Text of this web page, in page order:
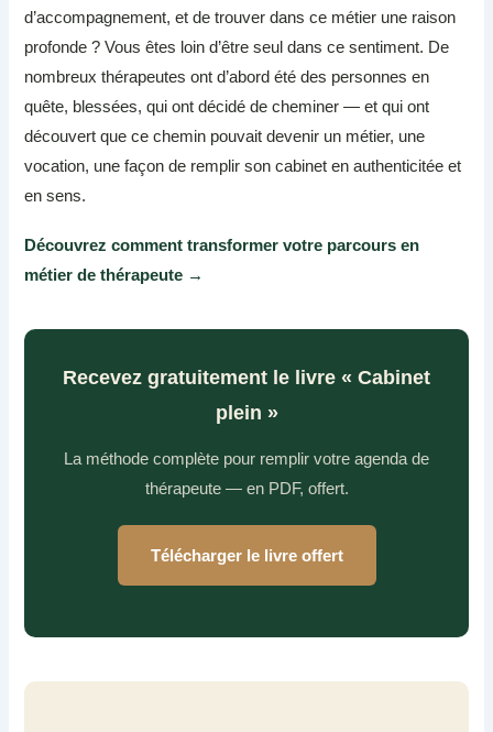
d’accompagnement, et de trouver dans ce métier une raison
profonde ? Vous êtes loin d’être seul dans ce sentiment. De
nombreux thérapeutes ont d’abord été des personnes en
quête, blessées, qui ont décidé de cheminer — et qui ont
découvert que ce chemin pouvait devenir un métier, une
vocation, une façon de remplir son cabinet en authenticitée et
en sens.
Découvrez comment transformer votre parcours en
métier de thérapeute →
Recevez gratuitement le livre « Cabinet
plein »
La méthode complète pour remplir votre agenda de
thérapeute — en PDF, offert.
Télécharger le livre offert